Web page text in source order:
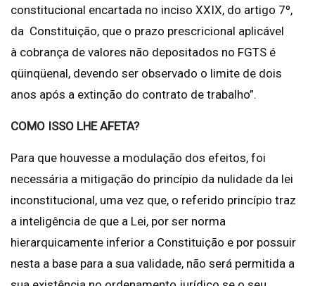
constitucional encartada no inciso XXIX, do artigo 7º,
da Constituição, que o prazo prescricional aplicável
à cobrança de valores não depositados no FGTS é
qüinqüenal, devendo ser observado o limite de dois
anos após a extinção do contrato de trabalho”.
COMO ISSO LHE AFETA?
Para que houvesse a modulação dos efeitos, foi
necessária a mitigação do princípio da nulidade da lei
inconstitucional, uma vez que, o referido princípio traz
a inteligência de que a Lei, por ser norma
hierarquicamente inferior a Constituição e por possuir
nesta a base para a sua validade, não será permitida a